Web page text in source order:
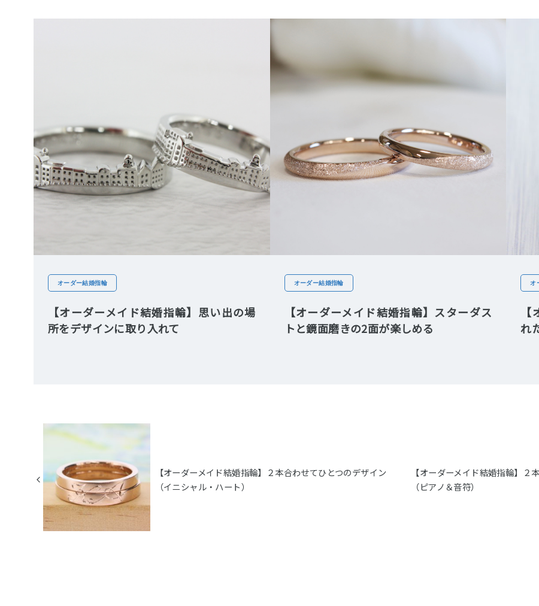
オーダー結婚指輪
【オーダーメイド結婚指輪】思い出の場
所をデザインに取り入れて
オーダー結婚指輪
【オーダーメイド結婚指輪】スターダス
トと鏡面磨きの2面が楽しめる
オ
れ
【オーダーメイド結婚指輪】２本合わせてひとつのデザイン
（イニシャル・ハート）
【オーダーメイド結婚指輪】２
（ピアノ＆音符）